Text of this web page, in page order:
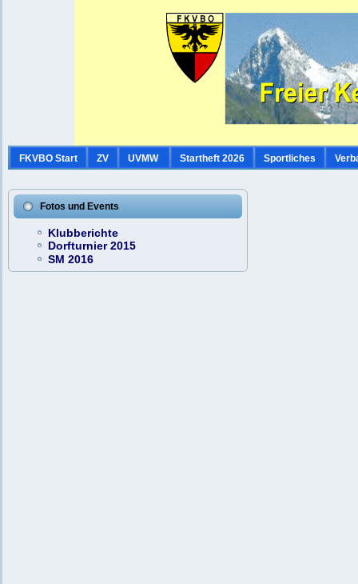
FKVBO Start ZV UVMW Startheft 2026 Sportliches
Fotos und Events
Klubberichte
Dorfturnier 2015
SM 2016